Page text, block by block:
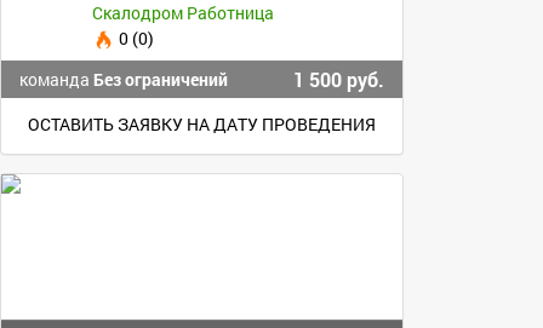
Скалодром Работница
0 (0)
команда Без ограничений 1 500 руб.
ОСТАВИТЬ ЗАЯВКУ НА ДАТУ ПРОВЕДЕНИЯ